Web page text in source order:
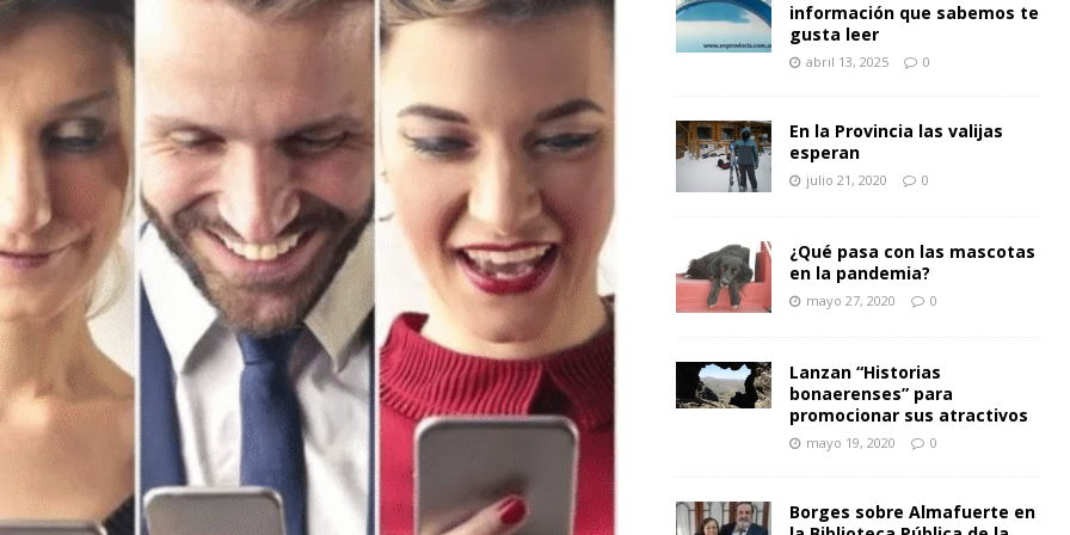
información que sabemos te
gusta leer
abril 13, 2025 0
En la Provincia las valijas
esperan
julio 21, 2020 0
¿Qué pasa con las mascotas
en la pandemia?
mayo 27, 2020 0
Lanzan “Historias
bonaerenses” para
promocionar sus atractivos
mayo 19, 2020 0
Borges sobre Almafuerte en